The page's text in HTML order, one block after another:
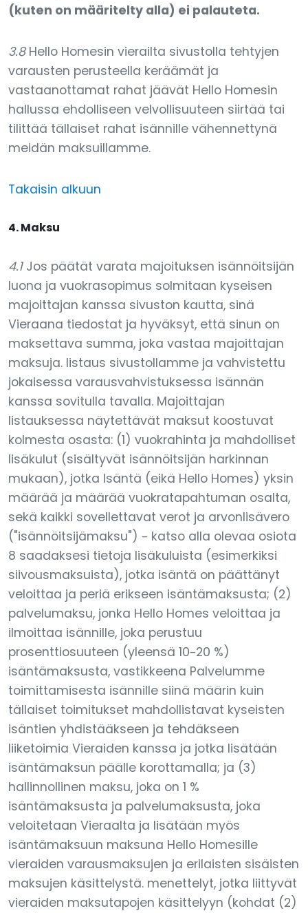
(kuten on määritelty alla) ei palauteta.
3.8Hello Homesin vierailta sivustolla tehtyjen
varausten perusteella keräämät ja
vastaanottamat rahat jäävät Hello Homesin
hallussa ehdolliseen velvollisuuteen siirtää tai
tilittää tällaiset rahat isännille vähennettynä
meidän maksuillamme.
Takaisin alkuun
4. Maksu
4.1Jos päätät varata majoituksen isännöitsijän
luona ja vuokrasopimus solmitaan kyseisen
majoittajan kanssa sivuston kautta, sinä
Vieraana tiedostat ja hyväksyt, että sinun on
maksettava summa, joka vastaa majoittajan
maksuja. listaus sivustollamme ja vahvistettu
jokaisessa varausvahvistuksessa isännän
kanssa sovitulla tavalla. Majoittajan
listauksessa näytettävät maksut koostuvat
kolmesta osasta: (1) vuokrahinta ja mahdolliset
lisäkulut (sisältyvät isännöitsijän harkinnan
mukaan), jotka Isäntä (eikä Hello Homes) yksin
määrää ja määrää vuokratapahtuman osalta,
sekä kaikki sovellettavat verot ja arvonlisävero
("isännöitsijämaksu") – katso alla olevaa osiota
8 saadaksesi tietoja lisäkuluista (esimerkiksi
siivousmaksuista), jotka isäntä on päättänyt
veloittaa ja periä erikseen isäntämaksusta; (2)
palvelumaksu, jonka Hello Homes veloittaa ja
ilmoittaa isännille, joka perustuu
prosenttiosuuteen (yleensä 10–20 %)
isäntämaksusta, vastikkeena Palvelumme
toimittamisesta isännille siinä määrin kuin
tällaiset toimitukset mahdollistavat kyseisten
isäntien yhdistääkseen ja tehdäkseen
liiketoimia Vieraiden kanssa ja jotka lisätään
isäntämaksun päälle korottamalla; ja (3)
hallinnollinen maksu, joka on 1 %
isäntämaksusta ja palvelumaksusta, joka
veloitetaan Vieraalta ja lisätään myös
isäntämaksuun maksuna Hello Homesille
vieraiden varausmaksujen ja erilaisten sisäisten
maksujen käsittelystä. menettelyt, jotka liittyvät
vieraiden maksutapojen käsittelyyn (kohdat (2)